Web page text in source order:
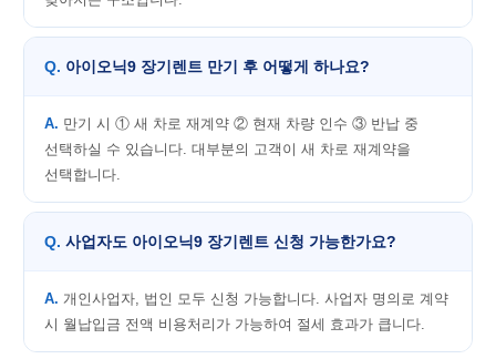
아이오닉9 장기렌트 만기 후 어떻게 하나요?
만기 시 ① 새 차로 재계약 ② 현재 차량 인수 ③ 반납 중
선택하실 수 있습니다. 대부분의 고객이 새 차로 재계약을
선택합니다.
사업자도 아이오닉9 장기렌트 신청 가능한가요?
개인사업자, 법인 모두 신청 가능합니다. 사업자 명의로 계약
시 월납입금 전액 비용처리가 가능하여 절세 효과가 큽니다.